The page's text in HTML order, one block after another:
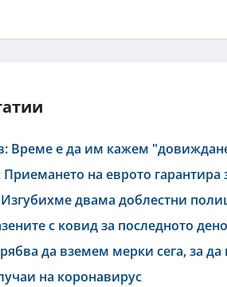
Време е да им кажем
на еврото гарантира
Изгубихме двама доблестни
с ковид за последното
да вземем мерки сега, за
на коронавирус